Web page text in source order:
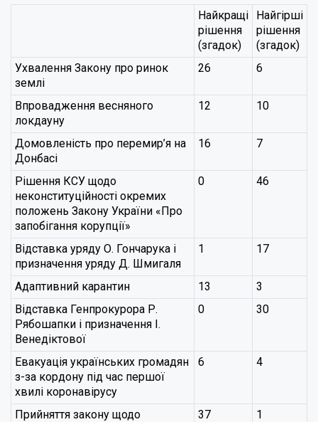
Найкращі
рішення
(згадок)
Найгірші
рішення
(згадок)
Ухвалення Закону про ринок
землі
26 6
Впровадження весняного
локдауну
12 10
Домовленість про перемир’я на
Донбасі
16 7
Рішення КСУ щодо
неконституційності окремих
положень Закону України «Про
запобігання корупції»
0 46
Відставка уряду О. Гончарука і
призначення уряду Д. Шмигаля
1 17
Адаптивний карантин 13
3
Відставка Генпрокурора Р.
Рябошапки і призначення І.
Венедіктової
0 30
Евакуація українських громадян
з-за кордону під час першої
хвилі коронавірусу
6 4
Прийняття закону щодо
37 1